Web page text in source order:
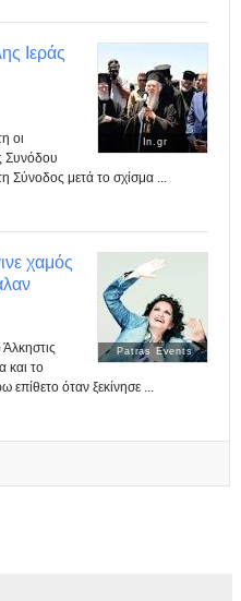
In.gr
Ιεράς
οι
Συνόδου
Σύνοδος μετά το σχίσμα ...
Patras Events
χαμός
Άλκηστις
και το
όταν ξεκίνησε ...